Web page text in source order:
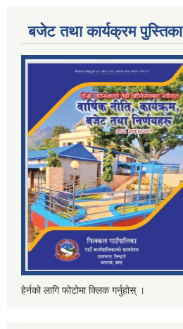
बजेट तथा कार्यक्रम पुस्तिका
हेर्नको लागि फोटोमा क्लिक गर्नुहोस् ।